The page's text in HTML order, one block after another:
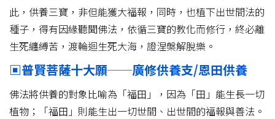
此，供養三寶，非但能獲大福報，同時，也植下出世間法的
種子，得有因緣聽聞佛法，依循三寶的教化而修行，終必離
生死纏縛苦，渡輪迴生死大海，證涅槃解脫樂。
▣普賢菩薩十大願──廣修供養支/恩田供養
佛法將供養的對象比喻為「福田」，因為「田」能生長一切
植物；「福田」則能生出一切世間、出世間的福報與善法。